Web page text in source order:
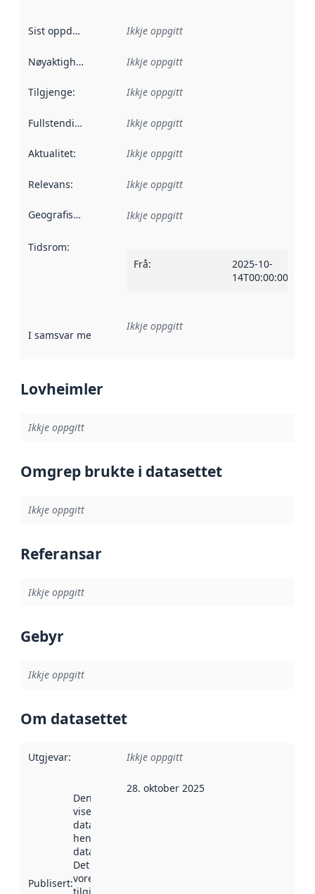
Sist oppdatert Ikkje oppgitt
Nøyaktigheit Ikkje oppgitt
Tilgjenge: Ikkje oppgitt
Fullstendigheit Ikkje oppgitt
Aktualitet: Ikkje oppgitt
Relevans: Ikkje oppgitt
Geografisk område Ikkje oppgitt
Tidsrom:
Frå:
2025-10-
14T00:00:00Z
I samsvar med Referanse til ei implementeringsregel eller
Ikkje oppgitt
Lovheimler
Ikkje oppgitt
Omgrep brukte i datasettet
Ikkje oppgitt
Referansar
Ikkje oppgitt
Gebyr
Ikkje oppgitt
Om datasettet
Utgjevar: Ikkje oppgitt
Publisert:
Denne datoen
viser når
datasettet vart
henta inn av
data.norge.no.
Det kan ha
vore
tilgjengeleg
28. oktober 2025